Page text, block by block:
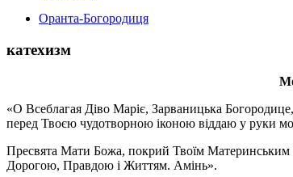
Оранта-Богородиця
катехизм
«О Всеблагая Діво Маріє, Зарваницька
перед Твоєю чудотворною іконою віддаю у руки
Пресвята Мати Божа, покрий Твоїм Материнським
Дорогою, Правдою і Життям. Амінь».